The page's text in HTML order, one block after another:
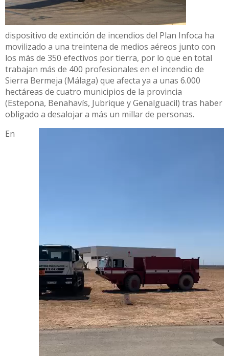
dispositivo de extinción de incendios del Plan Infoca ha
movilizado a una treintena de medios aéreos junto con
los más de 350 efectivos por tierra, por lo que en total
trabajan más de 400 profesionales en el incendio de
Sierra Bermeja (Málaga) que afecta ya a unas 6.000
hectáreas de cuatro municipios de la provincia
(Estepona, Benahavís, Jubrique y Genalguacil) tras haber
obligado a desalojar a más un millar de personas.
En